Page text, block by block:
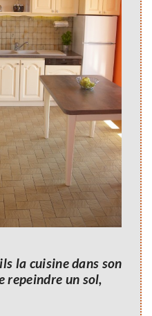
la cuisine dans son
repeindre un sol,